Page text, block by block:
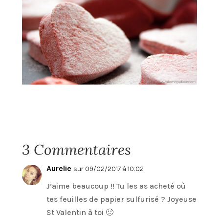
3 Commentaires
Aurelie sur 09/02/2017 à 10:02
J’aime beaucoup !! Tu les as acheté où
tes feuilles de papier sulfurisé ? Joyeuse
St Valentin à toi 🙂